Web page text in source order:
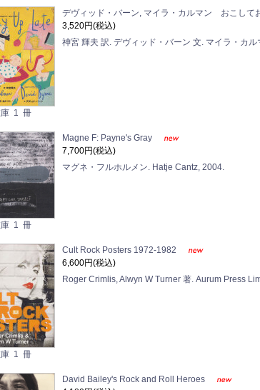
1 冊
デヴィッド・バーン, マイラ・カルマン おこして
3,520円(税込)
神宮 輝夫 訳. デヴィッド・バーン 文. マイラ・カ
1 冊
Magne F: Payne's Gray
7,700円(税込)
マグネ・フルホルメン. Hatje Cantz, 2004.
1 冊
Cult Rock Posters 1972-1982
6,600円(税込)
Roger Crimlis, Alwyn W Turner 著. Aurum Press
David Bailey's Rock and Roll Heroes